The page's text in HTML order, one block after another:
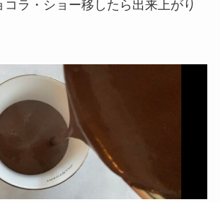
ラ・ショー移したら出来上がり